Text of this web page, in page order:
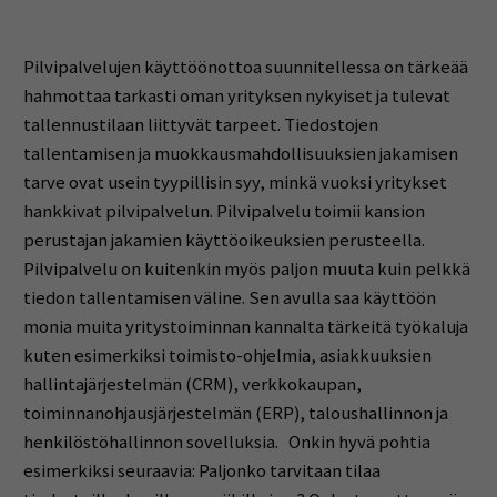
Pilvipalvelujen käyttöönottoa suunnitellessa on tärkeää
hahmottaa tarkasti oman yrityksen nykyiset ja tulevat
tallennustilaan liittyvät tarpeet. Tiedostojen
tallentamisen ja muokkausmahdollisuuksien jakamisen
tarve ovat usein tyypillisin syy, minkä vuoksi yritykset
hankkivat pilvipalvelun. Pilvipalvelu toimii kansion
perustajan jakamien käyttöoikeuksien perusteella.
Pilvipalvelu on kuitenkin myös paljon muuta kuin pelkkä
tiedon tallentamisen väline. Sen avulla saa käyttöön
monia muita yritystoiminnan kannalta tärkeitä työkaluja
kuten esimerkiksi toimisto-ohjelmia, asiakkuuksien
hallintajärjestelmän (CRM), verkkokaupan,
toiminnanohjausjärjestelmän (ERP), taloushallinnon ja
henkilöstöhallinnon sovelluksia. Onkin hyvä pohtia
esimerkiksi seuraavia: Paljonko tarvitaan tilaa